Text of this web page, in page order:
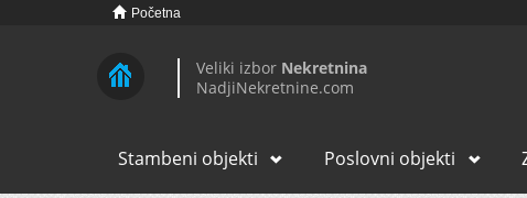
Početna
Veliki izbor Nekretnina
NadjiNekretnine.com
Stambeni objekti Poslovni objekti